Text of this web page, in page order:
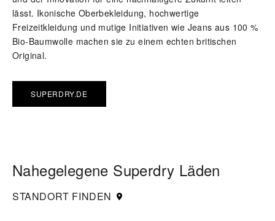
lässt. Ikonische Oberbekleidung, hochwertige
Freizeitkleidung und mutige Initiativen wie Jeans aus 100 %
Bio-Baumwolle machen sie zu einem echten britischen
Original.
SUPERDRY.DE
Nahegelegene Superdry Läden
STANDORT FINDEN